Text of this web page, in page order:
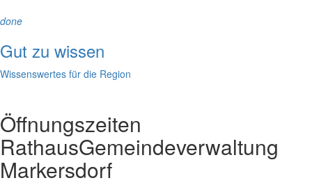
done
Gut zu wissen
Wissenswertes für die Region
Öffnungszeiten
RathausGemeindeverwaltung
Markersdorf